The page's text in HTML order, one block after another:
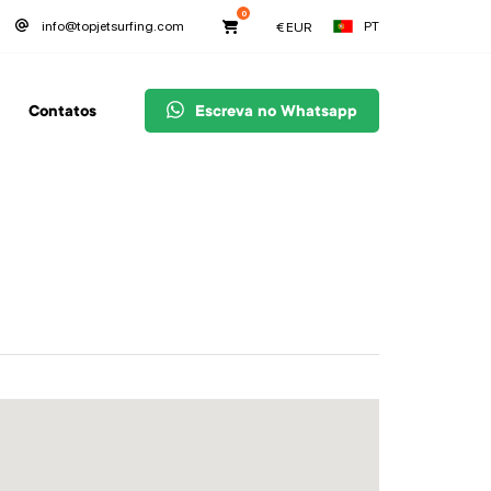
info@topjetsurfing.com
0
€EUR PT
Contatos Escreva no Whatsapp